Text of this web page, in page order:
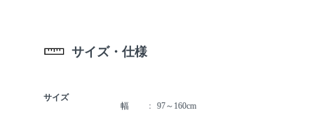
サイズ・仕様
サイズ
幅
97～160cm